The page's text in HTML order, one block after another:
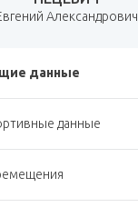
Александрович
данные
данные